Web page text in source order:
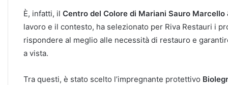
È, infatti, il Centro del Colore di Mariani Sauro Marcello
lavoro e il contesto, ha selezionato per Riva Restauri i
rispondere al meglio alle necessità di restauro e
a vista.
Tra questi, è stato scelto l’impregnante protettivo